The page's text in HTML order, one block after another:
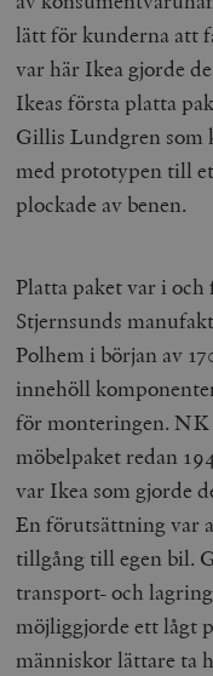
lätt för kunderna att
var här Ikea gjorde
Ikeas första platta
Gillis Lundgren som
med prototypen till
plockade av benen.
Platta paket var i
Stjernsunds
Polhem i början av
innehöll
för monteringen. NK
möbelpaket redan
var Ikea som gjorde
En förutsättning var
tillgång till egen bil.
transport- och
möjliggjorde ett lågt
människor lättare ta